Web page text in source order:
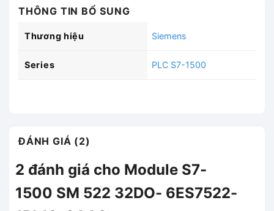
THÔNG TIN BỔ SUNG
Thương hiệu Siemens
Series PLC S7-1500
ĐÁNH GIÁ (2)
2 đánh giá cho Module S7-
1500 SM 522 32DO- 6ES7522-